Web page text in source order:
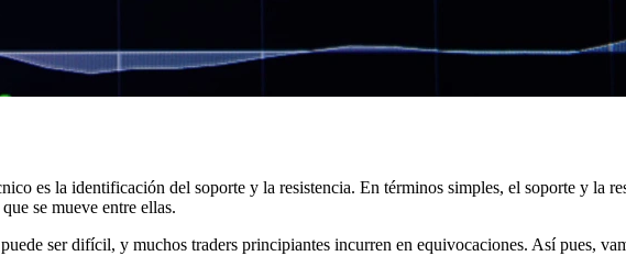
es la identificación del soporte y la resistencia. En términos simples, el soporte y la
se mueve entre ellas.
ser difícil, y muchos traders principiantes incurren en equivocaciones. Así pues,